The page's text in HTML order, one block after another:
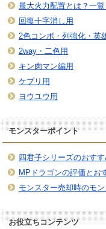
最大火力配置とは？一
回復十字消し用
2色コンボ・列強化・英
2way・二色用
キン肉マン編用
ケプリ用
ヨウユウ用
モンスターポイント
四君子シリーズのおすす
MPドラゴンの評価とお
モンスター売却時のモ
お役立ちコンテンツ